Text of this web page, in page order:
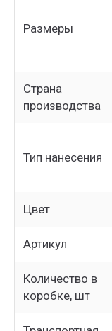
Размеры
Страна
производства
Тип нанесения
Цвет
Артикул
Количество в
коробке, шт